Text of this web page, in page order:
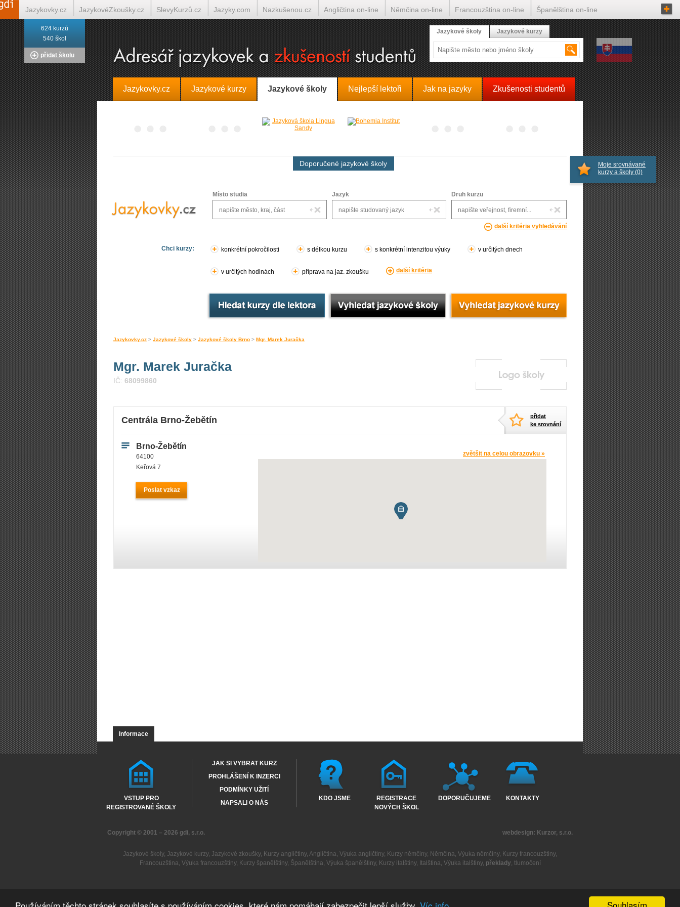
Jazykovky.cz Jazykové kurzy Jazykové školy Nejlepší lektoři Jak na jazyky Zkušenosti studentů
Doporučené jazykové školy
Místo studia Jazyk Druh kurzu
další kritéria vyhledávání
Chci kurzy: konkrétní pokročilosti s délkou kurzu s konkrétní intenzitou výuky v určitých dnech
v určitých hodinách příprava na jaz. zkoušku další kritéria
Jazykovky.cz > Jazykové školy > Jazykové školy Brno > Mgr. Marek Juračka
Mgr. Marek Juračka
IČ: 68099860
Centrála Brno-Žebětín
přidat
ke srovnání
Brno-Žebětín
64100
Keřová 7
Poslat vzkaz
zvětšit na celou obrazovku »
Moje srovnávané
kurzy a školy (0)
624 kurzů
540 škol
přidat školu
Jazykové školy Jazykové kurzy
Informace
VSTUP PRO
REGISTROVANÉ ŠKOLY
JAK SI VYBRAT KURZ
PROHLÁŠENÍ K INZERCI
PODMÍNKY UŽITÍ
NAPSALI O NÁS
KDO JSME
REGISTRACE
NOVÝCH ŠKOL
DOPORUČUJEME KONTAKTY
Copyright © 2001 – 2026 gdi, s.r.o. webdesign: Kurzor, s.r.o.
Jazykové školy, Jazykové kurzy, Jazykové zkoušky, Kurzy angličtiny, Angličtina, Výuka angličtiny, Kurzy němčiny, Němčina, Výuka němčiny, Kurzy francouzštiny,
Francouzština, Výuka francouzštiny, Kurzy španělštiny, Španělština, Výuka španělštiny, Kurzy italštiny, Italština, Výuka italštiny, překlady, tlumočení
Jazykovky.cz JazykovéZkoušky.cz SlevyKurzů.cz Jazyky.com Nazkušenou.cz Angličtina on-line Němčina on-line Francouzština on-line Španělština on-line
Italština on-line Tlumočení-Překlady.cz Překládá.cz Tlumočí.cz